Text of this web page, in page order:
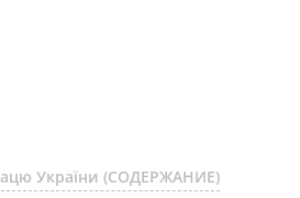
України (СОДЕРЖАНИЕ)